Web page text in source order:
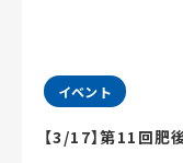
イベント
【3/17】第11回